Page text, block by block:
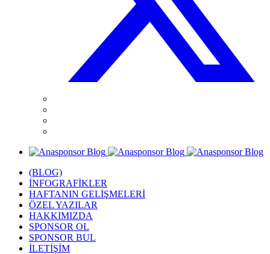
(BLOG)
İNFOGRAFİKLER
HAFTANIN GELİŞMELERİ
ÖZEL YAZILAR
HAKKIMIZDA
SPONSOR OL
SPONSOR BUL
İLETİŞİM